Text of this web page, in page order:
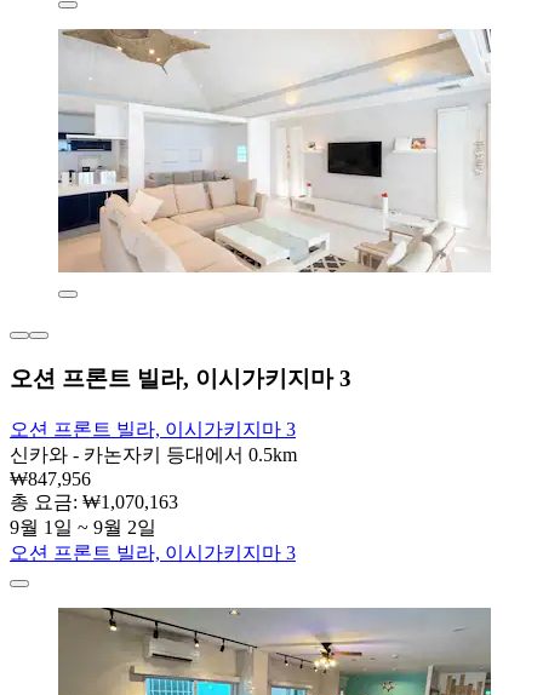
오션 프론트 빌라, 이시가키지마 3
오션 프론트 빌라, 이시가키지마 3
신카와 - 카논자키 등대에서 0.5km
₩847,956
총 요금: ₩1,070,163
9월 1일 ~ 9월 2일
오션 프론트 빌라, 이시가키지마 3